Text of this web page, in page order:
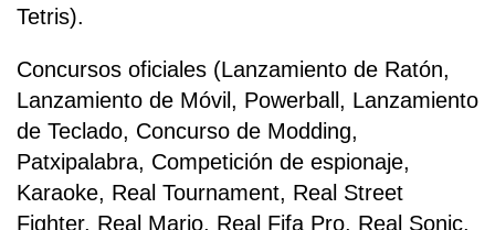
Tetris).
Concursos oficiales (Lanzamiento de Ratón,
Lanzamiento de Móvil, Powerball, Lanzamiento
de Teclado, Concurso de Modding,
Patxipalabra, Competición de espionaje,
Karaoke, Real Tournament, Real Street
Fighter, Real Mario, Real Fifa Pro, Real Sonic,